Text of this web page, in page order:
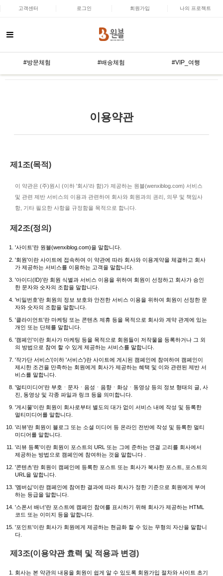
고객센터 로그인 회원가입 나의 프로젝트
#방문체험 #배송체험 #VIP_여행
이용약관
제1조(목적)
이 약관은 (주)원시 (이하 '회사'라 함)가 제공하는 원블(wenxiblog.com) 서비스
및 관련 제반 서비스의 이용과 관련하여 회사와 회원과의 권리, 의무 및 책임사
항, 기타 필요한 사항을 규정함을 목적으로 합니다.
제2조(정의)
'사이트'란 원블(wenxiblog.com)을 말합니다.
'회원'이란 사이트에 접속하여 이 약관에 따라 회사와 이용계약을 체결하고 회사
가 제공하는 서비스를 이용하는 고객을 말합니다.
'아이디(ID)'란 회원 식별과 서비스 이용을 위하여 회원이 선정하고 회사가 승인
한 문자와 숫자의 조합을 말합니다.
'비밀번호'란 회원의 정보 보호와 안전한 서비스 이용을 위하여 회원이 선정한 문
자와 숫자의 조합을 말합니다.
'클라이언트'란 마케팅 또는 콘텐츠 제휴 등을 목적으로 회사와 계약 관계에 있는
개인 또는 단체를 말합니다.
'캠페인'이란 회사가 마케팅 등을 목적으로 회원들이 저작물을 등록하거나 그 외
의 방법으로 참여 할 수 있게 제공하는 서비스를 말합니다.
'작가단 서비스'(이하 '서비스')란 사이트에 게시된 캠페인에 참여하여 캠페인이
제시한 조건을 만족하는 회원에게 회사가 제공하는 혜택 및 이와 관련된 제반 서
비스를 말합니다.
'멀티미디어'란 부호ㆍ문자ㆍ음성ㆍ음향ㆍ화상ㆍ동영상 등의 정보 형태의 글, 사
진, 동영상 및 각종 파일과 링크 등을 의미합니다.
'게시물'이란 회원이 회사로부터 별도의 대가 없이 서비스 내에 작성 및 등록한
멀티미디어를 말합니다.
'리뷰'란 회원이 블로그 또는 소셜 미디어 등 온라인 전반에 작성 및 등록한 멀티
미디어를 말합니다.
'리뷰 등록'이란 회원이 포스트의 URL 또는 그에 준하는 연결 고리를 회사에서
제공하는 방법으로 캠페인에 참여하는 것을 말합니다 .
'콘텐츠'란 회원이 캠페인에 등록한 포스트 또는 회사가 복사한 포스트, 포스트의
URL을 말합니다.
'멤버십'이란 캠페인에 참여한 결과에 따라 회사가 정한 기준으로 회원에게 부여
하는 등급을 말합니다.
'스폰서 배너'란 포스트에 캠페인 참여를 표시하기 위해 회사가 제공하는 HTML
코드 또는 이미지 등을 말합니다.
'포인트'이란 회사가 회원에게 제공하는 현금화 할 수 있는 무형의 자산을 말합니
다.
제3조(이용약관 효력 및 적용과 변경)
회사는 본 약관의 내용을 회원이 쉽게 알 수 있도록 회원가입 절차와 사이트 초기